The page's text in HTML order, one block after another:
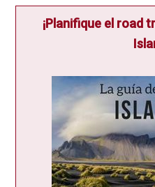
¡Planifique el road